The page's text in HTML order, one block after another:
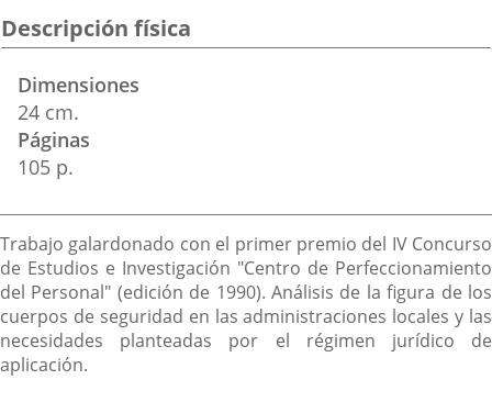
Descripción física
Dimensiones
24 cm.
Páginas
105 p.
Descripción
Trabajo galardonado con el primer premio del IV Concurso
de Estudios e Investigación "Centro de Perfeccionamiento
del Personal" (edición de 1990). Análisis de la figura de los
cuerpos de seguridad en las administraciones locales y las
necesidades planteadas por el régimen jurídico de
aplicación.